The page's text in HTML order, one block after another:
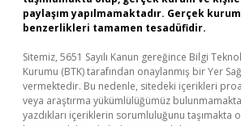
paylaşım yapılmamaktadır. Gerçek
benzerlikleri tamamen tesadüfidir.
Sitemiz, 5651 Sayılı Kanun gereğince Bilgi
Kurumu (BTK) tarafından onaylanmış bir Yer
vermektedir. Bu nedenle, sitedeki içerikleri
veya araştırma yükümlülüğümüz
yazdıkları içeriklerin sorumluluğunu taşımakta